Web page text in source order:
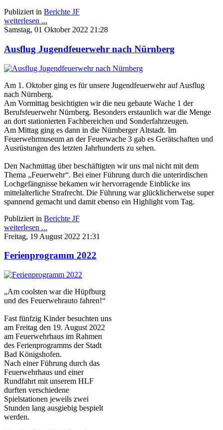
Publiziert in Berichte JF
weiterlesen ...
Samstag, 01 Oktober 2022 21:28
Ausflug Jugendfeuerwehr nach Nürnberg
Am 1. Oktober ging es für unsere Jugendfeuerwehr auf Ausflug
nach Nürnberg.
Am Vormittag besichtigten wir die neu gebaute Wache 1 der
Berufsfeuerwehr Nürnberg. Besonders erstaunlich war die Menge
an dort stationierten Fachbereichen und Sonderfahrzeugen.
Am Mittag ging es dann in die Nürnberger Altstadt. Im
Feuerwehrmuseum an der Feuerwache 3 gab es Gerätschaften und
Ausrüstungen des letzten Jahrhunderts zu sehen.
Den Nachmittag über beschäftigten wir uns mal nicht mit dem
Thema „Feuerwehr“. Bei einer Führung durch die unterirdischen
Lochgefängnisse bekamen wir hervorragende Einblicke ins
mittelalterliche Strafrecht. Die Führung war glücklicherweise super
spannend gemacht und damit ebenso ein Highlight vom Tag.
Publiziert in Berichte JF
weiterlesen ...
Freitag, 19 August 2022 21:31
Ferienprogramm 2022
„Am coolsten war die Hüpfburg
und des Feuerwehrauto fahren!“
Fast fünfzig Kinder besuchten uns
am Freitag den 19. August 2022
am Feuerwehrhaus im Rahmen
des Ferienprogramms der Stadt
Bad Königshofen.
Nach einer Führung durch das
Feuerwehrhaus und einer
Rundfahrt mit unserem HLF
durften verschiedene
Spielstationen jeweils zwei
Stunden lang ausgiebig bespielt
werden.